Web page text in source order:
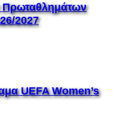
Πρωταθλημάτων
2027
UEFA Women’s